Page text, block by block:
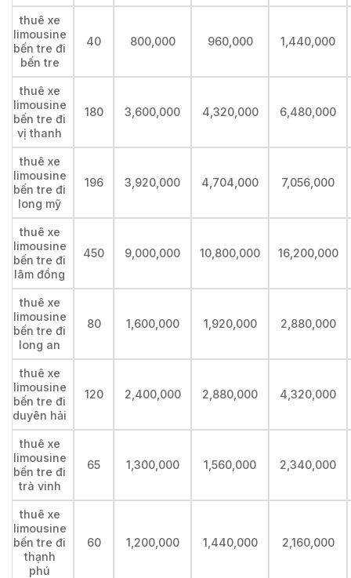
thuê xe
limousine
bến tre đi
bến tre
40 800,000 960,000 1,440,000
thuê xe
limousine
bến tre đi
vị thanh
180 3,600,000 4,320,000 6,480,000
thuê xe
limousine
bến tre đi
long mỹ
196 3,920,000 4,704,000 7,056,000
thuê xe
limousine
bến tre đi
lâm đồng
450 9,000,000 10,800,000 16,200,000
thuê xe
limousine
bến tre đi
long an
80 1,600,000 1,920,000 2,880,000
thuê xe
limousine
bến tre đi
duyên hải
120 2,400,000 2,880,000 4,320,000
thuê xe
limousine
bến tre đi
trà vinh
65 1,300,000 1,560,000 2,340,000
thuê xe
limousine
bến tre đi
thạnh
phú
60 1,200,000 1,440,000 2,160,000